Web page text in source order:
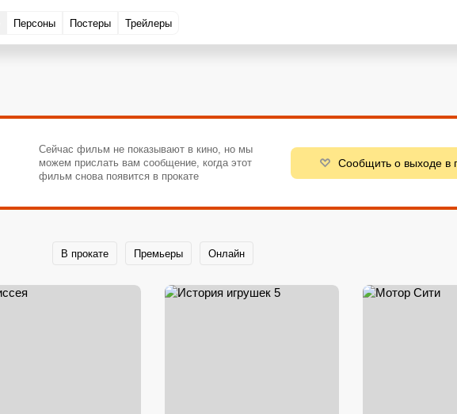
Персоны Постеры Трейлеры
Сейчас фильм не показывают в кино, но мы
можем прислать вам сообщение, когда этот
фильм снова появится в прокате
Сообщить о выходе в
В прокате Премьеры Онлайн